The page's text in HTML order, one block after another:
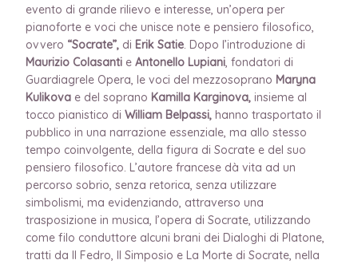
evento di grande rilievo e interesse, un’opera per
pianoforte e voci che unisce note e pensiero filosofico,
ovvero “Socrate”, di Erik Satie. Dopo l’introduzione di
Maurizio Colasanti e Antonello Lupiani, fondatori di
Guardiagrele Opera, le voci del mezzosoprano Maryna
Kulikova e del soprano Kamilla Karginova, insieme al
tocco pianistico di William Belpassi, hanno trasportato il
pubblico in una narrazione essenziale, ma allo stesso
tempo coinvolgente, della figura di Socrate e del suo
pensiero filosofico. L’autore francese dà vita ad un
percorso sobrio, senza retorica, senza utilizzare
simbolismi, ma evidenziando, attraverso una
trasposizione in musica, l’opera di Socrate, utilizzando
come filo conduttore alcuni brani dei Dialoghi di Platone,
tratti da Il Fedro, Il Simposio e La Morte di Socrate, nella